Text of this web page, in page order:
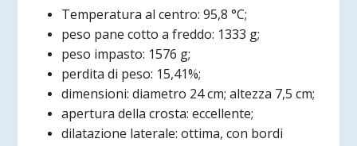
Temperatura al centro: 95,8 °C;
peso pane cotto a freddo: 1333 g;
peso impasto: 1576 g;
perdita di peso: 15,41%;
dimensioni: diametro 24 cm; altezza 7,5 cm;
apertura della crosta: eccellente;
dilatazione laterale: ottima, con bordi